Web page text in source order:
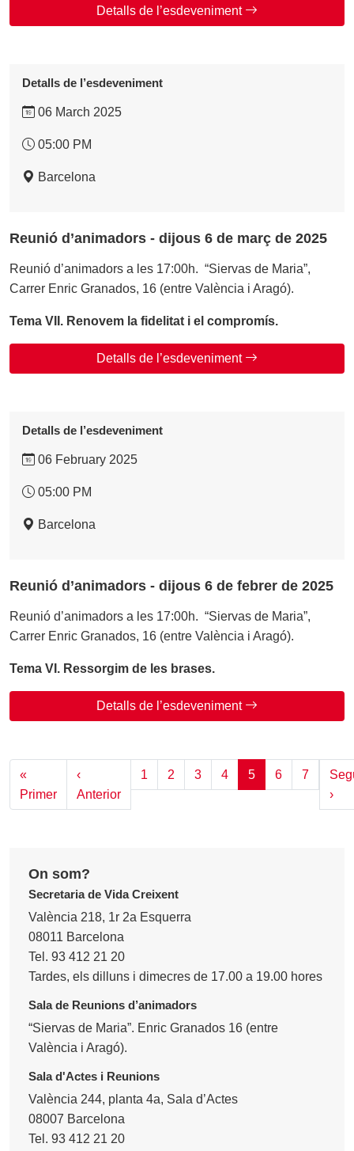
Detalls de l’esdeveniment
Detalls de l’esdeveniment
06 March 2025
05:00 PM
Barcelona
Reunió d’animadors - dijous 6 de març de 2025
Reunió d’animadors a les 17:00h. “Siervas de Maria”,
Carrer Enric Granados, 16 (entre València i Aragó).
Tema VII. Renovem la fidelitat i el compromís.
Detalls de l’esdeveniment
Detalls de l’esdeveniment
06 February 2025
05:00 PM
Barcelona
Reunió d’animadors - dijous 6 de febrer de 2025
Reunió d’animadors a les 17:00h. “Siervas de Maria”,
Carrer Enric Granados, 16 (entre València i Aragó).
Tema VI. Ressorgim de les brases.
Detalls de l’esdeveniment
Paginació
«
PrimerPrimera pàgina
‹
AnteriorPàgina anterior
1 2 3 4 5 6 7
›
On som?
Secretaria de Vida Creixent
València 218, 1r 2a Esquerra
08011 Barcelona
Tel. 93 412 21 20
Tardes, els dilluns i dimecres de 17.00 a 19.00 hores
Sala de Reunions d’animadors
“Siervas de Maria”. Enric Granados 16 (entre
València i Aragó).
Sala d'Actes i Reunions
València 244, planta 4a, Sala d’Actes
08007 Barcelona
Tel. 93 412 21 20